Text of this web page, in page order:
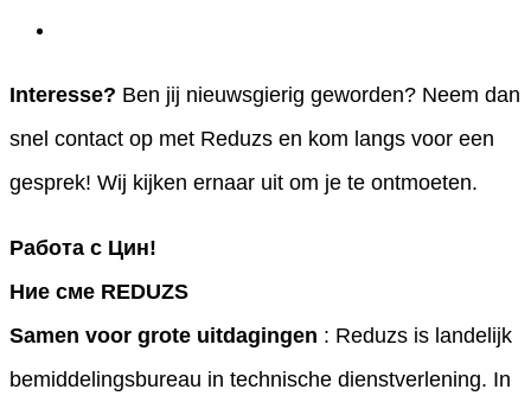
Interesse? Ben jij nieuwsgierig geworden? Neem dan
snel contact op met Reduzs en kom langs voor een
gesprek! Wij kijken ernaar uit om je te ontmoeten.
Работа с Цин!
Ние сме REDUZS
Samen voor grote uitdagingen : Reduzs is landelijk
bemiddelingsbureau in technische dienstverlening. In